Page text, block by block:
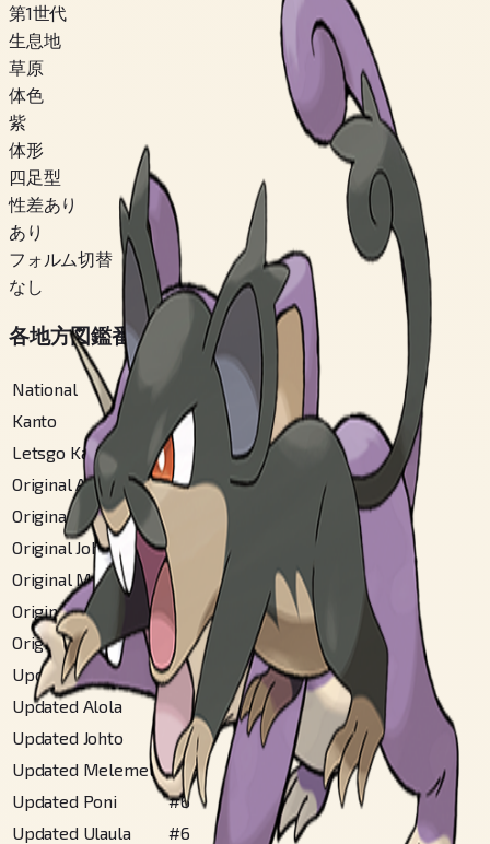
第1世代
生息地
草原
体色
紫
体形
四足型
性差あり
あり
フォルム切替
なし
各地方図鑑番号
National
Kanto
#19
Letsgo Kanto
#
19
Original Akala
#6
Original Alola
Original Johto
Original Melemele #
Original Poni
#
Original Ulaula
#
Updated Akala
#6
Updated Alola
15
Updated Johto
#17
Updated Melemele #15
Updated Poni
#6
Updated Ulaula
#6